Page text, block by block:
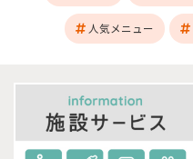
人気メニュー